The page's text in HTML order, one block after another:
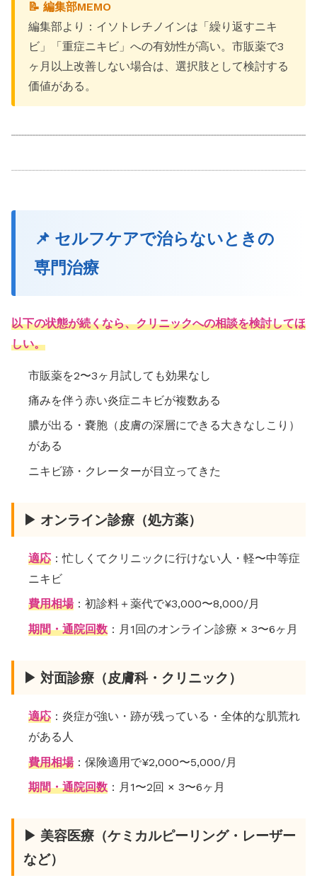
📝 編集部MEMO
編集部より：イソトレチノインは「繰り返すニキ
ビ」「重症ニキビ」への有効性が高い。市販薬で3
ヶ月以上改善しない場合は、選択肢として検討する
価値がある。
📌 セルフケアで治らないときの
専門治療
以下の状態が続くなら、クリニックへの相談を検討してほ
しい。
市販薬を2〜3ヶ月試しても効果なし
痛みを伴う赤い炎症ニキビが複数ある
膿が出る・嚢胞（皮膚の深層にできる大きなしこり）
がある
ニキビ跡・クレーターが目立ってきた
▶ オンライン診療（処方薬）
適応 ：忙しくてクリニックに行けない人・軽〜中等症
ニキビ
費用相場：初診料＋薬代で¥3,000〜8,000/月
期間・通院回数 ：月1回のオンライン診療 × 3〜6ヶ月
▶ 対面診療（皮膚科・クリニック）
適応 ：炎症が強い・跡が残っている・全体的な肌荒れ
がある人
費用相場：保険適用で¥2,000〜5,000/月
期間・通院回数 ：月1〜2回 × 3〜6ヶ月
▶ 美容医療（ケミカルピーリング・レーザー
など）